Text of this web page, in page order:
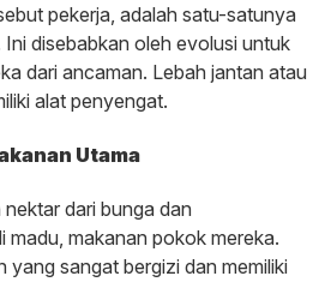
pekerja, adalah satu-satunya
disebabkan oleh evolusi untuk
dari ancaman. Lebah jantan atau
alat penyengat.
Utama
dari bunga dan
madu, makanan pokok mereka.
yang sangat bergizi dan memiliki